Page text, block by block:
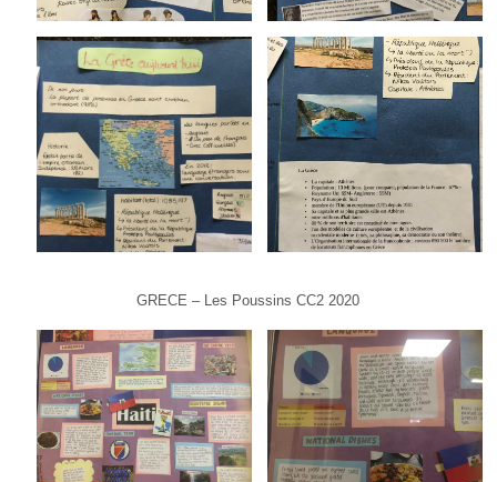
GRECE – Les Poussins CC2 2020